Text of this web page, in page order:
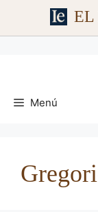
EL
contenido
Menú